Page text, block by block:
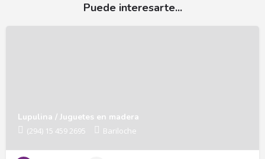
Puede interesarte...
Lupulina / Juguetes en madera
(294) 15 459 2695 Bariloche